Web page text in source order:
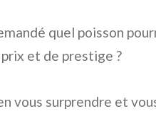
quel poisson
et de prestige ?
vous surprendre et